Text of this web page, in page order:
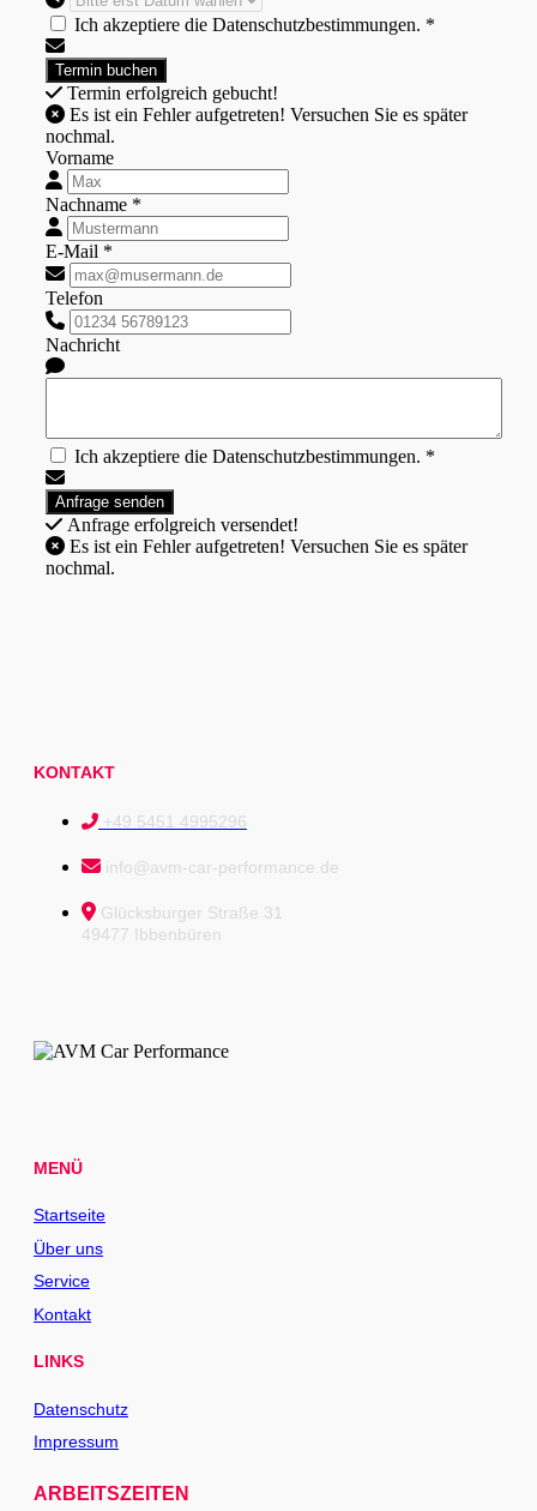
Ich akzeptiere die Datenschutzbestimmungen. *
Termin erfolgreich gebucht!
nochmal.
Vorname
Nachname *
E-Mail *
Telefon
Nachricht
Ich akzeptiere die Datenschutzbestimmungen. *
Anfrage erfolgreich versendet!
nochmal.
KONTAKT
+49 5451 4995296
info@avm-car-performance.de
Glücksburger Straße 31
49477 Ibbenbüren
MENÜ
Startseite
Über uns
Service
Kontakt
LINKS
Datenschutz
Impressum
ARBEITSZEITEN